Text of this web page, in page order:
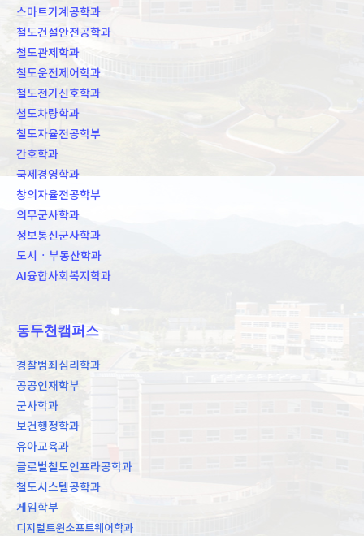
스마트기계공학과
철도건설안전공학과
철도관제학과
철도운전제어학과
철도전기신호학과
철도차량학과
철도자율전공학부
간호학과
국제경영학과
창의자율전공학부
의무군사학과
정보통신군사학과
도시ㆍ부동산학과
AI융합사회복지학과
동두천캠퍼스
경찰범죄심리학과
공공인재학부
군사학과
보건행정학과
유아교육과
글로벌철도인프라공학과
철도시스템공학과
게임학부
디지털트윈소프트웨어학과